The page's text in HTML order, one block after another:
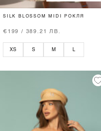
SILK BLOSSOM MIDI РОКЛЯ
€199 / 389.21 ЛВ.
XS S M L